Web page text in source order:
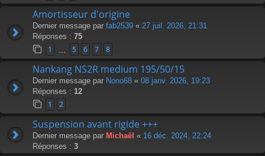
Amortisseur d'origine
Dernier message par fab2539 « 27 juil. 2026, 21:31
Réponses : 75
1 5 6 7 8
Nankang NS2R medium 195/50/15
Dernier message par Nono68 « 08 janv. 2026, 19:23
Réponses : 12
1 2
Suspension avant rigide +++
Dernier message par Michaël « 16 déc. 2024, 22:24
Réponses : 3